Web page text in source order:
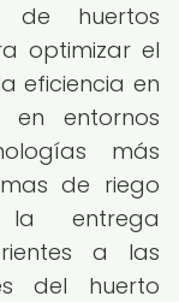
de huertos
optimizar el
eficiencia en
entornos
más
de riego
la entrega
a las
del huerto